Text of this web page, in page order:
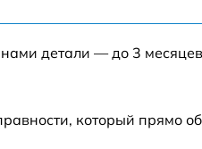
детали — до 3
который прямо